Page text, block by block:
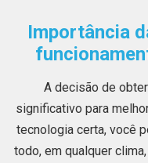
Importância
A decisão de
significativo para
tecnologia certa, você
todo, em qualquer